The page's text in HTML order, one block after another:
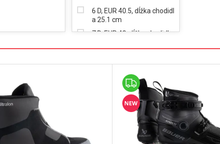
6 D, EUR 40.5, dĺžka chodidl
a 25.1 cm
7 D, EUR 42, dĺžka chodidla
26.8 cm
9 D, EUR 44.5, dĺžka chodidl